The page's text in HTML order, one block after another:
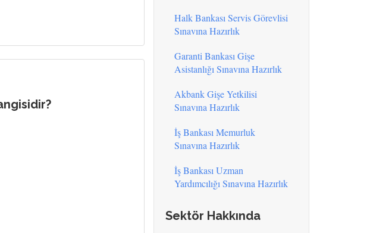
Halk Bankası Servis Görevlisi
Sınavına Hazırlık
Garanti Bankası Gişe
Asistanlığı Sınavına Hazırlık
Akbank Gişe Yetkilisi
Sınavına Hazırlık
İş Bankası Memurluk
Sınavına Hazırlık
İş Bankası Uzman
Yardımcılığı Sınavına Hazırlık
Sektör Hakkında